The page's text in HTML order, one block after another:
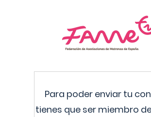
Para poder enviar tu
tienes que ser miembro de